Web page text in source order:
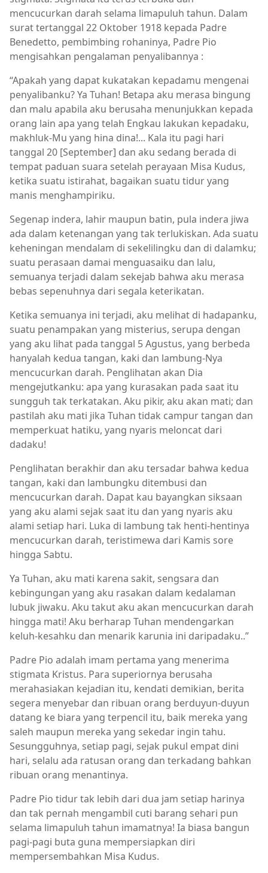
mencucurkan darah selama limapuluh tahun. Dalam
surat tertanggal 22 Oktober 1918 kepada Padre
Benedetto, pembimbing rohaninya, Padre Pio
mengisahkan pengalaman penyalibannya :
“Apakah yang dapat kukatakan kepadamu mengenai
penyalibanku? Ya Tuhan! Betapa aku merasa bingung
dan malu apabila aku berusaha menunjukkan kepada
orang lain apa yang telah Engkau lakukan kepadaku,
makhluk-Mu yang hina dina!... Kala itu pagi hari
tanggal 20 [September] dan aku sedang berada di
tempat paduan suara setelah perayaan Misa Kudus,
ketika suatu istirahat, bagaikan suatu tidur yang
manis menghampiriku.
Segenap indera, lahir maupun batin, pula indera jiwa
ada dalam ketenangan yang tak terlukiskan. Ada suatu
keheningan mendalam di sekelilingku dan di dalamku;
suatu perasaan damai menguasaiku dan lalu,
semuanya terjadi dalam sekejab bahwa aku merasa
bebas sepenuhnya dari segala keterikatan.
Ketika semuanya ini terjadi, aku melihat di hadapanku,
suatu penampakan yang misterius, serupa dengan
yang aku lihat pada tanggal 5 Agustus, yang berbeda
hanyalah kedua tangan, kaki dan lambung-Nya
mencucurkan darah. Penglihatan akan Dia
mengejutkanku: apa yang kurasakan pada saat itu
sungguh tak terkatakan. Aku pikir, aku akan mati; dan
pastilah aku mati jika Tuhan tidak campur tangan dan
memperkuat hatiku, yang nyaris meloncat dari
dadaku!
Penglihatan berakhir dan aku tersadar bahwa kedua
tangan, kaki dan lambungku ditembusi dan
mencucurkan darah. Dapat kau bayangkan siksaan
yang aku alami sejak saat itu dan yang nyaris aku
alami setiap hari. Luka di lambung tak henti-hentinya
mencucurkan darah, teristimewa dari Kamis sore
hingga Sabtu.
Ya Tuhan, aku mati karena sakit, sengsara dan
kebingungan yang aku rasakan dalam kedalaman
lubuk jiwaku. Aku takut aku akan mencucurkan darah
hingga mati! Aku berharap Tuhan mendengarkan
keluh-kesahku dan menarik karunia ini daripadaku..”
Padre Pio adalah imam pertama yang menerima
stigmata Kristus. Para superiornya berusaha
merahasiakan kejadian itu, kendati demikian, berita
segera menyebar dan ribuan orang berduyun-duyun
datang ke biara yang terpencil itu, baik mereka yang
saleh maupun mereka yang sekedar ingin tahu.
Sesungguhnya, setiap pagi, sejak pukul empat dini
hari, selalu ada ratusan orang dan terkadang bahkan
ribuan orang menantinya.
Padre Pio tidur tak lebih dari dua jam setiap harinya
dan tak pernah mengambil cuti barang sehari pun
selama limapuluh tahun imamatnya! Ia biasa bangun
pagi-pagi buta guna mempersiapkan diri
mempersembahkan Misa Kudus.